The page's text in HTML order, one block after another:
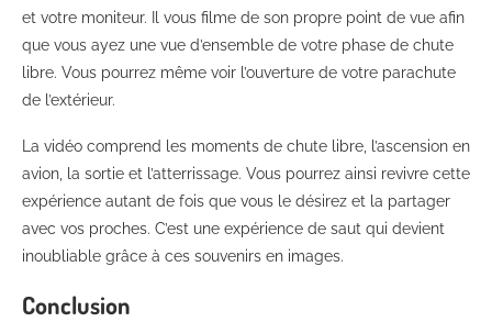
et votre moniteur. Il vous filme de son propre point de vue afin
que vous ayez une vue d’ensemble de votre phase de chute
libre. Vous pourrez même voir l’ouverture de votre parachute
de l’extérieur.
La vidéo comprend les moments de chute libre, l’ascension en
avion, la sortie et l’atterrissage. Vous pourrez ainsi revivre cette
expérience autant de fois que vous le désirez et la partager
avec vos proches. C’est une expérience de saut qui devient
inoubliable grâce à ces souvenirs en images.
Conclusion